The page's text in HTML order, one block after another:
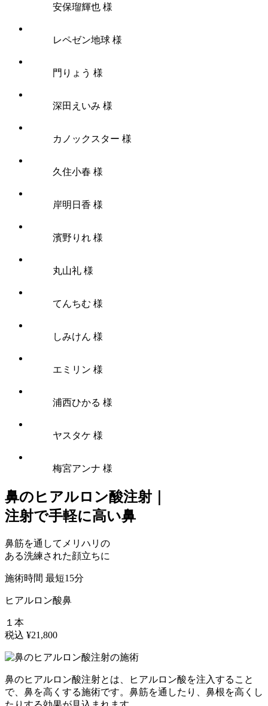
安保瑠輝也 様
レペゼン地球 様
門りょう 様
深田えいみ 様
カノックスター 様
久住小春 様
岸明日香 様
濱野りれ 様
丸山礼 様
てんちむ 様
しみけん 様
エミリン 様
浦西ひかる 様
ヤスタケ 様
梅宮アンナ 様
鼻のヒアルロン酸注射｜
注射で手軽に高い鼻
鼻筋を通して メリハリ の
ある洗練された顔立ちに
施術時間 最短15分
ヒアルロン酸鼻
１本
税込 ¥21,800
鼻のヒアルロン酸注射とは、ヒアルロン酸を注入すること
で、鼻を高くする施術です。 鼻筋を通したり、鼻根を高く し